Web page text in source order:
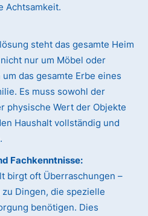
Achtsamkeit.
steht das gesamte Heim
nur um Möbel oder
das gesamte Erbe eines
Es muss sowohl der
physische Wert der Objekte
Haushalt vollständig und
Fachkenntnisse:
birgt oft Überraschungen –
Dingen, die spezielle
benötigen. Dies